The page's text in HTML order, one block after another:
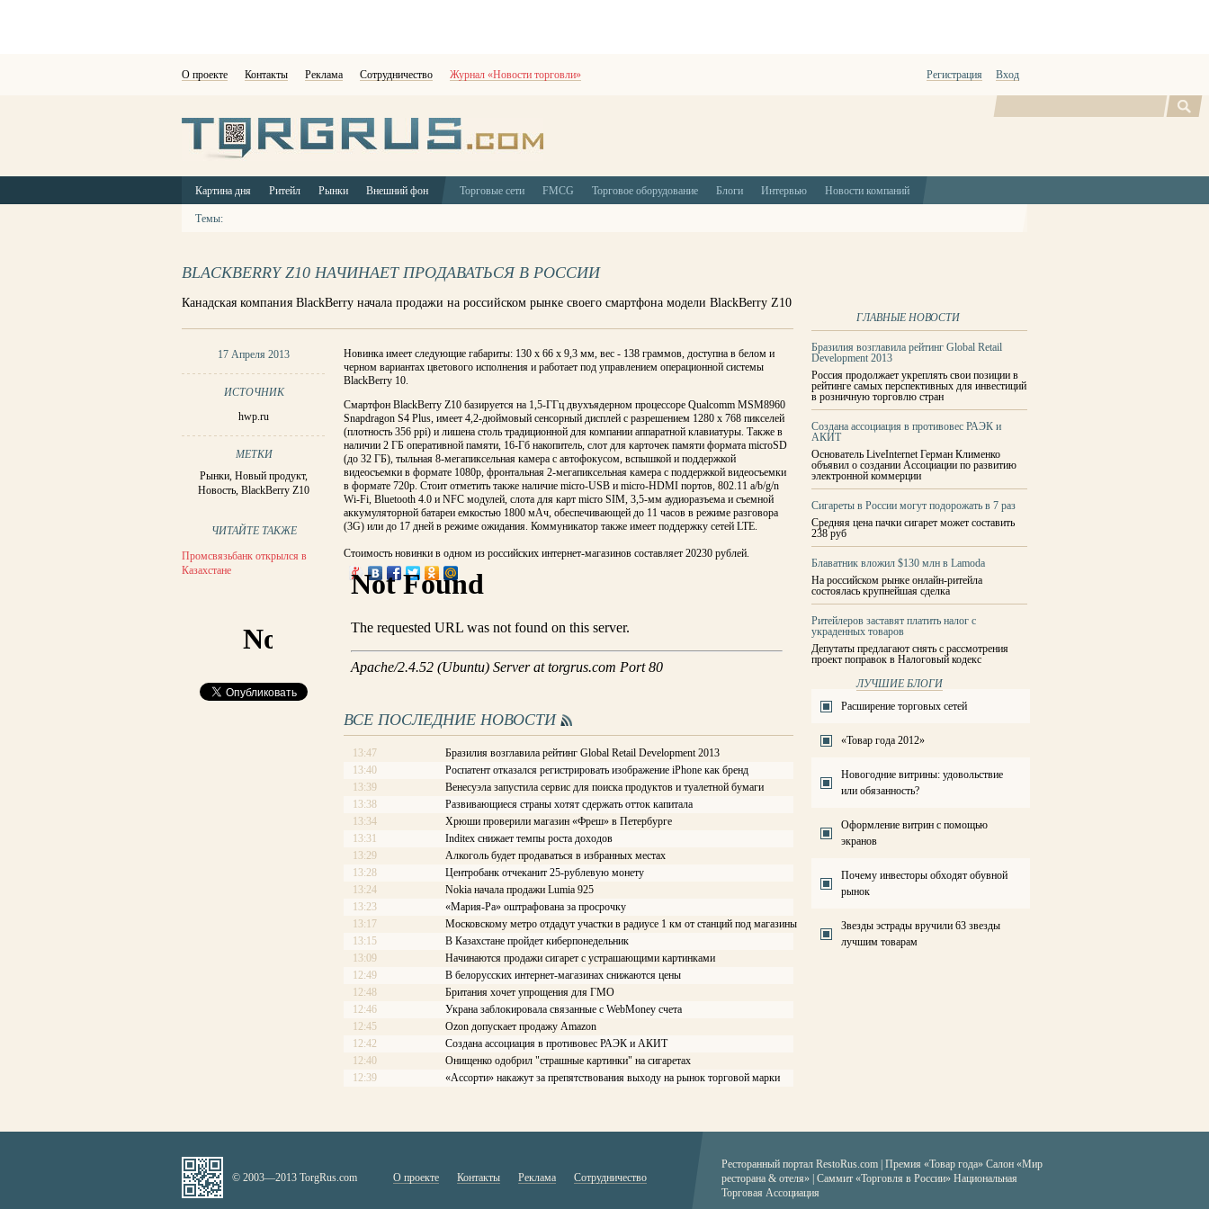
О проекте Контакты Реклама Сотрудничество Журнал «Новости торговли» Регистрация Вход
Поиск
Картина дня Ритейл Рынки Внешний фон Торговые сети FMCG Торговое оборудование Блоги Интервью Новости компаний
Темы:
BLACKBERRY Z10 НАЧИНАЕТ ПРОДАВАТЬСЯ В РОССИИ
Канадская компания BlackBerry начала продажи на российском рынке своего смартфона модели BlackBerry Z10
17 Апреля 2013
ИСТОЧНИК
hwp.ru
МЕТКИ
Рынки, Новый продукт,
Новость, BlackBerry Z10
ЧИТАЙТЕ ТАКЖЕ
Промсвязьбанк открылся в
Казахстане
Новинка имеет следующие габариты: 130 х 66 х 9,3 мм, вес - 138 граммов, доступна в белом и
черном вариантах цветового исполнения и работает под управлением операционной системы
BlackBerry 10.
Смартфон BlackBerry Z10 базируется на 1,5-ГГц двухъядерном процессоре Qualcomm MSM8960
Snapdragon S4 Plus, имеет 4,2-дюймовый сенсорный дисплей с разрешением 1280 x 768 пикселей
(плотность 356 ppi) и лишена столь традиционной для компании аппаратной клавиатуры. Также в
наличии 2 ГБ оперативной памяти, 16-Гб накопитель, слот для карточек памяти формата microSD
(до 32 ГБ), тыльная 8-мегапиксельная камера с автофокусом, вспышкой и поддержкой
видеосъемки в формате 1080p, фронтальная 2-мегапиксельная камера с поддержкой видеосъемки
в формате 720p. Стоит отметить также наличие micro-USB и micro-HDMI портов, 802.11 a/b/g/n
Wi-Fi, Bluetooth 4.0 и NFC модулей, слота для карт micro SIM, 3,5-мм аудиоразъема и съемной
аккумуляторной батареи емкостью 1800 мАч, обеспечивающей до 11 часов в режиме разговора
(3G) или до 17 дней в режиме ожидания. Коммуникатор также имеет поддержку сетей LTE.
Стоимость новинки в одном из российских интернет-магазинов составляет 20230 рублей.
ВСЕ ПОСЛЕДНИЕ НОВОСТИ
13:47
Бразилия возглавила рейтинг Global Retail Development 2013
13:40
Роспатент отказался регистрировать изображение iPhone как бренд
13:39
Венесуэла запустила сервис для поиска продуктов и туалетной бумаги
13:38
Развивающиеся страны хотят сдержать отток капитала
13:34
Хрюши проверили магазин «Фреш» в Петербурге
13:31
Inditex снижает темпы роста доходов
13:29
Алкоголь будет продаваться в избранных местах
13:28
Центробанк отчеканит 25-рублевую монету
13:24
Nokia начала продажи Lumia 925
13:23
«Мария-Ра» оштрафована за просрочку
13:17
Московскому метро отдадут участки в радиусе 1 км от станций под магазины
13:15
В Казахстане пройдет киберпонедельник
13:09
Начинаются продажи сигарет с устрашающими картинками
12:49
В белорусских интернет-магазинах снижаются цены
12:48
Британия хочет упрощения для ГМО
12:46
Украна заблокировала связанные с WebMoney счета
12:45
Ozon допускает продажу Amazon
12:42
Создана ассоциация в противовес РАЭК и АКИТ
12:40
Онищенко одобрил "страшные картинки" на сигаретах
12:39
«Ассорти» накажут за препятствования выходу на рынок торговой марки
ГЛАВНЫЕ НОВОСТИ
Бразилия возглавила рейтинг Global Retail
Development 2013
Россия продолжает укреплять свои позиции в
рейтинге самых перспективных для инвестиций
в розничную торговлю стран
Создана ассоциация в противовес РАЭК и
АКИТ
Основатель LiveInternet Герман Клименко
объявил о создании Ассоциации по развитию
электронной коммерции
Сигареты в России могут подорожать в 7 раз
Средняя цена пачки сигарет может составить
238 руб
Блаватник вложил $130 млн в Lamoda
На российском рынке онлайн-ритейла
состоялась крупнейшая сделка
Ритейлеров заставят платить налог с
украденных товаров
Депутаты предлагают снять с рассмотрения
проект поправок в Налоговый кодекс
ЛУЧШИЕ БЛОГИ
Расширение торговых сетей
«Товар года 2012»
Новогодние витрины: удовольствие
или обязанность?
Оформление витрин с помощью
экранов
Почему инвесторы обходят обувной
рынок
Звезды эстрады вручили 63 звезды
лучшим товарам
© 2003—2013 TorgRus.com О проекте Контакты Реклама Сотрудничество
Ресторанный портал RestoRus.com Премия «Товар года» Салон «Мир
ресторана & отеля» | Саммит «Торговля в России» Национальная
Торговая Ассоциация